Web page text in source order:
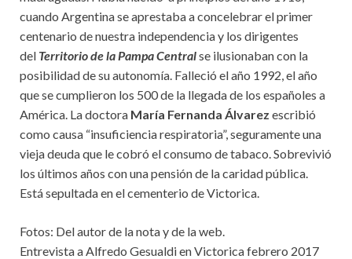
cuando Argentina se aprestaba a concelebrar el primer
centenario de nuestra independencia y los dirigentes
del Territorio de la Pampa Centralse ilusionaban con la
posibilidad de su autonomía. Falleció el año 1992, el año
que se cumplieron los 500 de la llegada de los españoles a
América. La doctora María Fernanda Álvarez escribió
como causa “insuficiencia respiratoria”, seguramente una
vieja deuda que le cobró el consumo de tabaco. Sobrevivió
los últimos años con una pensión de la caridad pública.
Está sepultada en el cementerio de Victorica.
Fotos: Del autor de la nota y de la web.
Entrevista a Alfredo Gesualdi en Victorica febrero 2017